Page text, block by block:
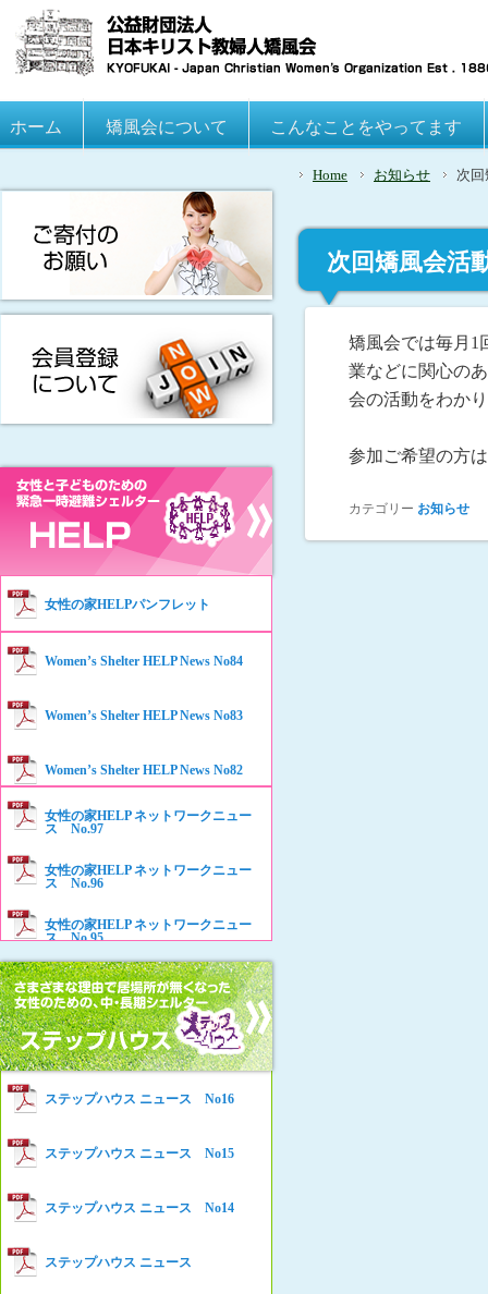
Skip to primary content
Skip to secondary content
ホーム 矯風会について こんなことをやってます
Home お知らせ 次
次回矯風会活
矯風会では毎月1
業などに関心の
会の活動をわか
参加ご希望の方
カテゴリー お知らせ
女性の家HELPパンフレット
Women’s Shelter HELP News No84
Women’s Shelter HELP News No83
Women’s Shelter HELP News No82
Women’s Shelter HELP News No81
Women’s Shelter HELP News No80
Women’s Shelter HELP News No79
Women’s Shelter HELP News No78
Women’s Shelter HELP News No76
Women’s Shelter HELP News No75
Women’s Shelter HELP News
女性の家HELP ネットワークニュー
ス No.97
女性の家HELP ネットワークニュー
ス No.96
女性の家HELP ネットワークニュー
ス No.95
女性の家HELP ネットワークニュー
ス No.94
女性の家HELP ネットワークニュー
ス No.93
女性の家HELP ネットワークニュー
ス No.92
女性の家HELP ネットワークニュー
ス No.91
女性の家HELP ネットワークニュー
ス No.90
女性の家HELP ネットワークニュー
ス No.89
ステップハウス ニュース No16
ステップハウス ニュース No15
ステップハウス ニュース No14
ステップハウス ニュース